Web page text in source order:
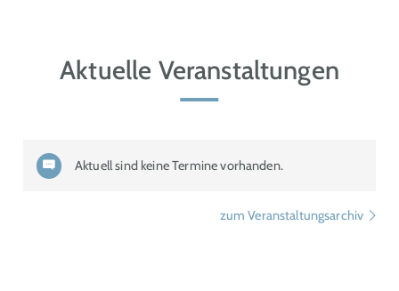
Aktuelle Veranstaltungen
Aktuell sind keine Termine vorhanden.
zum Veranstaltungsarchiv